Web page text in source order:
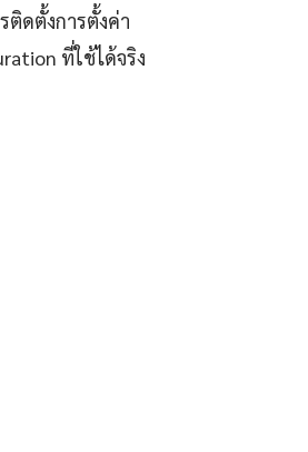
ติดตั้งการตั้งค่า
ที่ใช้ได้จริง